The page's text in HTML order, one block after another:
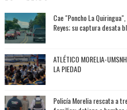
Cae "Poncho La
Reyes; su captura desata
ATLÉTICO MORELIA-
LA PIEDAD
Policía Morelia rescata a